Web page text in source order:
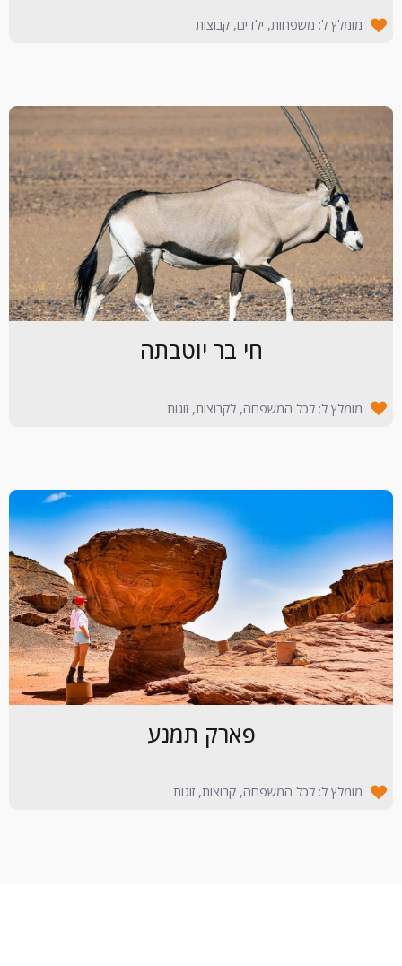
מומלץ ל: משפחות, ילדים, קבוצות
חי בר יוטבתה
מומלץ ל: לכל המשפחה, לקבוצות, זוגות
פארק תמנע
מומלץ ל: לכל המשפחה, קבוצות, זוגות